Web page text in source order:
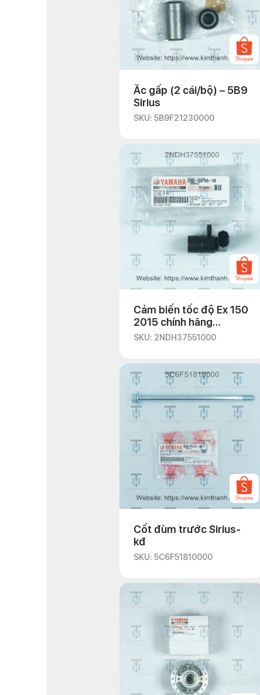
Ắc gấp (2 cái/bộ) – 5B9
Sirius
SKU: 5B9F21230000
Cảm biến tốc độ Ex 150
2015 chính hãng
Yamaha
SKU: 2NDH37551000
Cốt đùm trước Sirius-
kđ
SKU: 5C6F51810000